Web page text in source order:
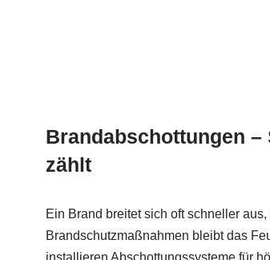
Brandabschottungen
zählt
Ein Brand breitet sich oft schneller
Brandschutzmaßnahmen bleibt das